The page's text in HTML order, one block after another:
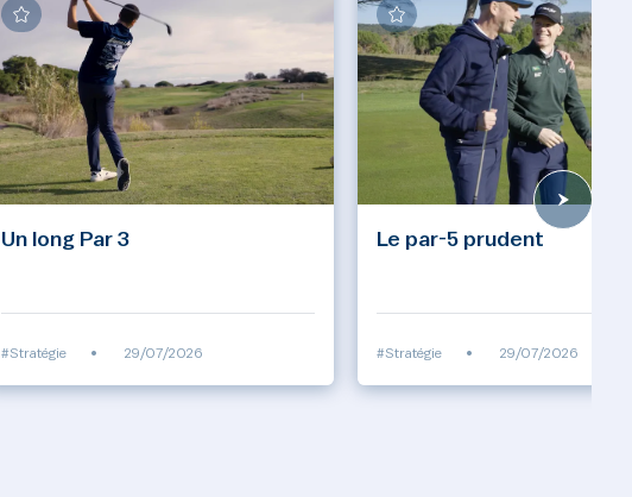
Un long Par 3
#Stratégie • 29/07/2026
Le par-5 prudent
#Stratégie • 29/07/2026